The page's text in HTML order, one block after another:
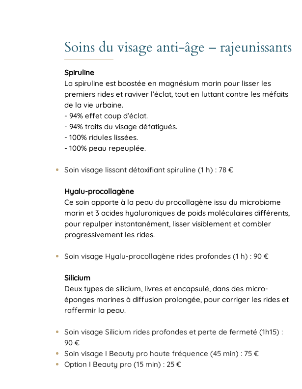
Soins du visage anti-âge – rajeunissants
Spiruline
La spiruline est boostée en magnésium marin pour lisser les
premiers rides et raviver l’éclat, tout en luttant contre les méfaits
de la vie urbaine.
- 94% effet coup d’éclat.
- 94% traits du visage défatigués.
- 100% ridules lissées.
- 100% peau repeuplée.
Soin visage lissant détoxifiant spiruline (1 h) : 78 €
Hyalu-procollagène
Ce soin apporte à la peau du procollagène issu du microbiome
marin et 3 acides hyaluroniques de poids moléculaires différents,
pour repulper instantanément, lisser visiblement et combler
progressivement les rides.
Soin visage Hyalu-procollagène rides profondes (1 h) : 90 €
Silicium
Deux types de silicium, livres et encapsulé, dans des micro-
éponges marines à diffusion prolongée, pour corriger les rides et
raffermir la peau.
Soin visage Silicium rides profondes et perte de fermeté (1h15) :
90 €
Soin visage I Beauty pro haute fréquence (45 min) : 75 €
Option I Beauty pro (15 min) : 25 €